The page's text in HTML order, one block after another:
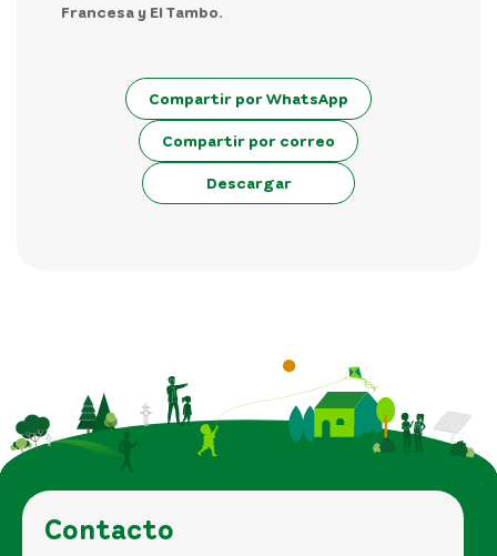
Francesa y El Tambo.
Compartir por WhatsApp
Compartir por correo
Descargar
Contacto